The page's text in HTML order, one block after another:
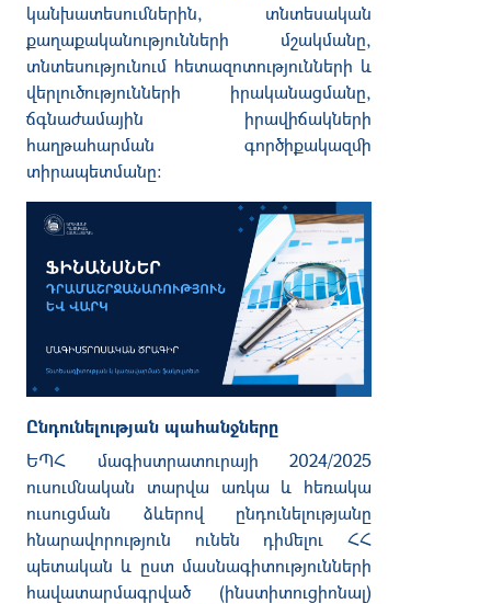
կանխատեսումներին, տնտեսական
քաղաքականությունների մշակմանը,
տնտեսությունում հետազոտությունների և
վերլուծությունների իրականացմանը,
ճգնաժամային իրավիճակների
հաղթահարման գործիքակազմի
տիրապետմանը:
Ընդունելության պահանջները
ԵՊՀ մագիստրատուրայի 2024/2025
ուսումնական տարվա առկա և հեռակա
ուսուցման ձևերով ընդունելությանը
հնարավորություն ունեն դիմելու ՀՀ
պետական և ըստ մասնագիտությունների
հավատարմագրված (ինստիտուցիոնալ)